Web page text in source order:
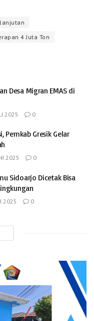
4 Juta Ton
Desa Migran EMAS di
2025 0
Pemkab Gresik Gelar
2025 0
Sidoarjo Dicetak Bisa
2025 0